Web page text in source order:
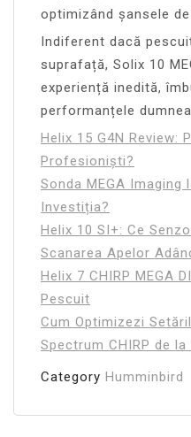
optimizând șansele
Indiferent dacă
suprafață, Solix 10
experiență inedită,
performanțele
Helix 15 G4N Review:
Profesioniști?
Sonda MEGA Imaging
Investiția?
Helix 10 SI+: Ce
Scanarea Apelor
Helix 7 CHIRP MEGA
Pescuit
Cum Optimizezi
Spectrum CHIRP de la
Category Humminbird